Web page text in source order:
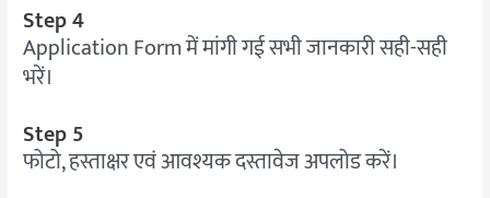
Step 4
Application Form में मांगी गई सभी जानकारी सही-सही
भरें।
Step 5
फोटो, हस्ताक्षर एवं आवश्यक दस्तावेज अपलोड करें।